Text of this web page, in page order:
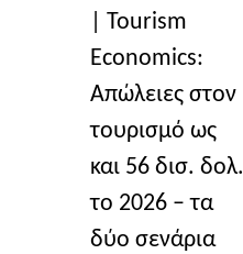
| Tourism
Economics:
Απώλειες στον
τουρισμό ως
και 56 δισ. δολ.
το 2026 – τα
δύο σενάρια